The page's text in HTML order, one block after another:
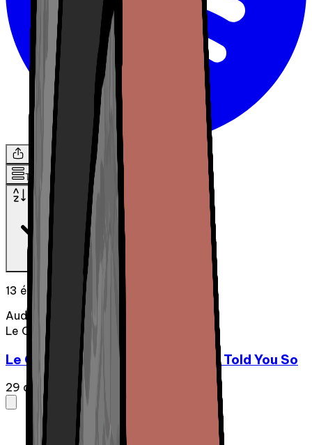
Tous Audio
13 épisodes
Audio
Le Chic-Zénob
Le Chic-Zénob - Épisode 13 | We Told You So
29 avr. 2025 1:05:20